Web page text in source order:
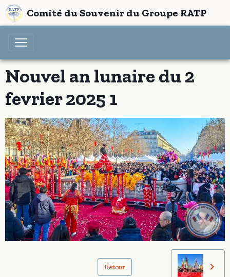
Comité du Souvenir du Groupe RATP
Nouvel an lunaire du 2
fevrier 2025 1
Retour